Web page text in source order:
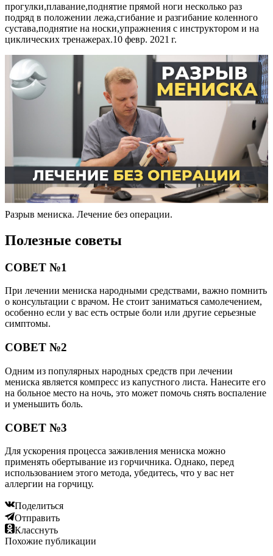
прогулки,плавание,поднятие прямой ноги несколько раз
подряд в положении лежа,сгибание и разгибание коленного
сустава,поднятие на носки,упражнения с инструктором и на
циклических тренажерах.10 февр. 2021 г.
Разрыв мениска. Лечение без операции.
Полезные советы
СОВЕТ №1
При лечении мениска народными средствами, важно помнить
о консультации с врачом. Не стоит заниматься самолечением,
особенно если у вас есть острые боли или другие серьезные
симптомы.
СОВЕТ №2
Одним из популярных народных средств при лечении
мениска является компресс из капустного листа. Нанесите его
на больное место на ночь, это может помочь снять воспаление
и уменьшить боль.
СОВЕТ №3
Для ускорения процесса заживления мениска можно
применять обертывание из горчичника. Однако, перед
использованием этого метода, убедитесь, что у вас нет
аллергии на горчицу.
Поделиться
Отправить
Класснуть
Похожие публикации